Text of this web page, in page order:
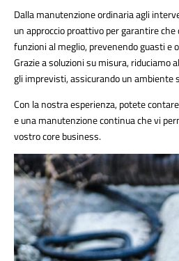
Dalla manutenzione ordinaria agli
un approccio proattivo per garantire
funzioni al meglio, prevenendo guasti e
Grazie a soluzioni su misura, riduciamo
gli imprevisti, assicurando un ambiente
Con la nostra esperienza, potete
e una manutenzione continua che vi
vostro core business.